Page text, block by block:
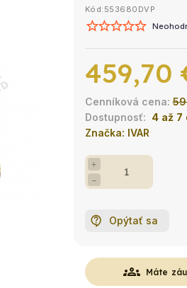
Kód: 553680DVP
Značka: IVAR
459,70
4 až 7
+
−
Opýtať sa
groups Máte